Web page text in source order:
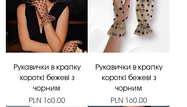
Рукавички в крапку
короткі бежеві з
чорним
Price
PLN 160.00
Рукавички в крапку
короткі бежеві з
чорним
Price
PLN 160.00